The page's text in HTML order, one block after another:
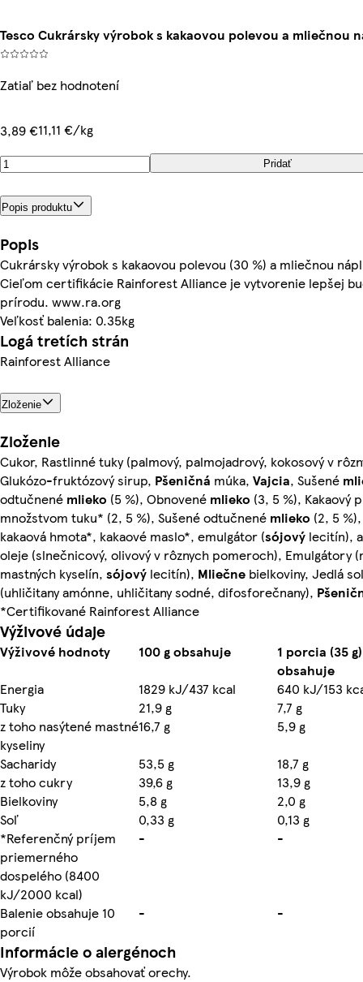
Tesco Cukrársky výrobok s kakaovou polevou a mliečnou
Zatiaľ bez hodnotení
3,89 €11,11 €/kg
Pridať
Popis produktu
Popis
Cukrársky výrobok s kakaovou polevou (30 %) a mliečnou
Cieľom certifikácie Rainforest Alliance je vytvorenie lepšej
prírodu. www.ra.org
Veľkosť balenia: 0.35kg
Logá tretích strán
Rainforest Alliance
Zloženie
Zloženie
Cukor, Rastlinné tuky (palmový, palmojadrový, kokosový v
Glukózo-fruktózový sirup, Pšeničná múka, Vajcia, Sušené
odtučnené mlieko (5 %), Obnovené mlieko (3, 5 %), Kakaový
množstvom tuku* (2, 5 %), Sušené odtučnené mlieko (2, 5
kakaová hmota*, kakaové maslo*, emulgátor (sójový lecitín),
oleje (slnečnicový, olivový v rôznych pomeroch), Emulgátory
mastných kyselín, sójový lecitín), Mliečne bielkoviny, Jedlá
(uhličitany amónne, uhličitany sodné, difosforečnany),
*Certifikované Rainforest Alliance
Výživové údaje
Výživové hodnoty 100 g obsahuje
1 porcia (35 g)
obsahuje
Energia
1829 kJ/437 kcal
640 kJ/153
Tuky
21,9 g
7,7 g
z toho nasýtené mastné
kyseliny
16,7 g
5,9 g
Sacharidy
53,5 g
18,7 g
z toho cukry
39,6 g
13,9 g
Bielkoviny
5,8 g
2,0 g
Soľ
0,33 g
0,13 g
*Referenčný príjem
priemerného
dospelého (8400
kJ/2000 kcal)
- -
Balenie obsahuje 10
porcií
- -
Informácie o alergénoch
Výrobok môže obsahovať orechy.